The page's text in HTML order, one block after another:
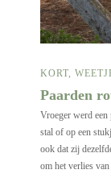
KORT
Paarden
Vroeger werd een
stal of op een
ook dat zij
om het verlies